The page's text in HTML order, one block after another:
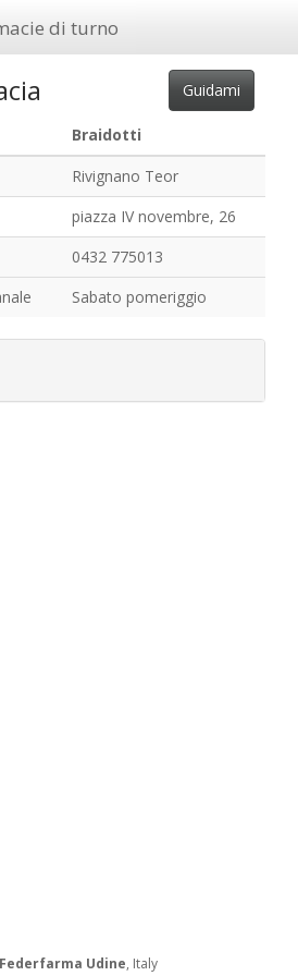
di turno
Braidotti
Rivignano Teor
piazza IV novembre, 26
0432 775013
Sabato pomeriggio
Federfarma Udine, Italy